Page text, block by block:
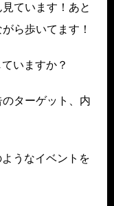
ています！あと
ら歩いてます！
いますか？
ターゲット、内
うなイベントを